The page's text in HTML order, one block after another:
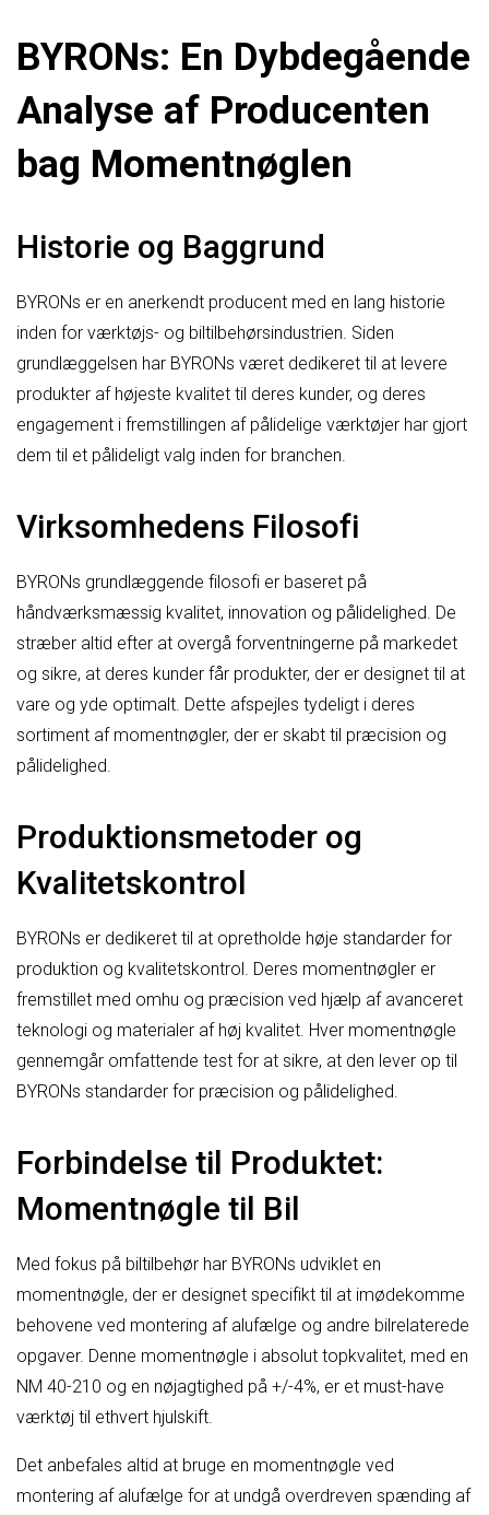
BYRONs: En Dybdegående
Analyse af Producenten
bag Momentnøglen
Historie og Baggrund
BYRONs er en anerkendt producent med en lang historie
inden for værktøjs- og biltilbehørsindustrien. Siden
grundlæggelsen har BYRONs været dedikeret til at levere
produkter af højeste kvalitet til deres kunder, og deres
engagement i fremstillingen af pålidelige værktøjer har gjort
dem til et pålideligt valg inden for branchen.
Virksomhedens Filosofi
BYRONs grundlæggende filosofi er baseret på
håndværksmæssig kvalitet, innovation og pålidelighed. De
stræber altid efter at overgå forventningerne på markedet
og sikre, at deres kunder får produkter, der er designet til at
vare og yde optimalt. Dette afspejles tydeligt i deres
sortiment af momentnøgler, der er skabt til præcision og
pålidelighed.
Produktionsmetoder og
Kvalitetskontrol
BYRONs er dedikeret til at opretholde høje standarder for
produktion og kvalitetskontrol. Deres momentnøgler er
fremstillet med omhu og præcision ved hjælp af avanceret
teknologi og materialer af høj kvalitet. Hver momentnøgle
gennemgår omfattende test for at sikre, at den lever op til
BYRONs standarder for præcision og pålidelighed.
Forbindelse til Produktet:
Momentnøgle til Bil
Med fokus på biltilbehør har BYRONs udviklet en
momentnøgle, der er designet specifikt til at imødekomme
behovene ved montering af alufælge og andre bilrelaterede
opgaver. Denne momentnøgle i absolut topkvalitet, med en
NM 40-210 og en nøjagtighed på +/-4%, er et must-have
værktøj til ethvert hjulskift.
Det anbefales altid at bruge en momentnøgle ved
montering af alufælge for at undgå overdreven spænding af